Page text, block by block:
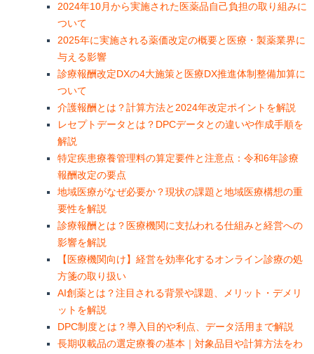
2024年10月から実施された医薬品自己負担の取り組みに
ついて
2025年に実施される薬価改定の概要と医療・製薬業界に
与える影響
診療報酬改定DXの4大施策と医療DX推進体制整備加算に
ついて
介護報酬とは？計算方法と2024年改定ポイントを解説
レセプトデータとは？DPCデータとの違いや作成手順を
解説
特定疾患療養管理料の算定要件と注意点：令和6年診療
報酬改定の要点
地域医療がなぜ必要か？現状の課題と地域医療構想の重
要性を解説
診療報酬とは？医療機関に支払われる仕組みと経営への
影響を解説
【医療機関向け】経営を効率化するオンライン診療の処
方箋の取り扱い
AI創薬とは？注目される背景や課題、メリット・デメリ
ットを解説
DPC制度とは？導入目的や利点、データ活用まで解説
長期収載品の選定療養の基本｜対象品目や計算方法をわ